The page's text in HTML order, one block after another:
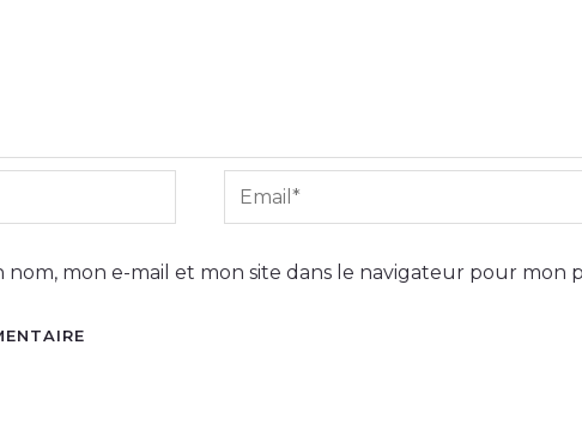
Email*
nom, mon e-mail et mon site dans le navigateur pour mon